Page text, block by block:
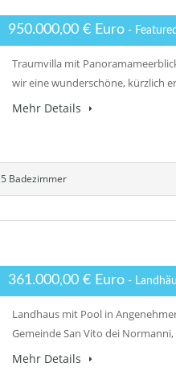
950.000,00 € Euro -
Traumvilla mit
wir eine wunderschöne, kürzlich
Mehr Details
5 Badezimmer
361.000,00 € Euro -
Landhaus mit Pool in
Gemeinde San Vito dei
Mehr Details